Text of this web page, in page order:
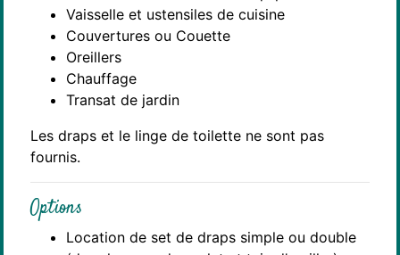
Vaisselle et ustensiles de cuisine
Couvertures ou Couette
Oreillers
Chauffage
Transat de jardin
Les draps et le linge de toilette ne sont pas
fournis.
Options
Location de set de draps simple ou double